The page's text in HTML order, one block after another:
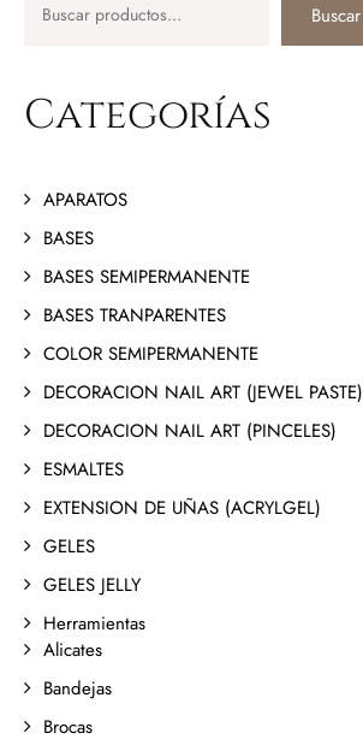
Buscar
Categorías
APARATOS
BASES
BASES SEMIPERMANENTE
BASES TRANPARENTES
COLOR SEMIPERMANENTE
DECORACION NAIL ART (JEWEL PASTE)
DECORACION NAIL ART (PINCELES)
ESMALTES
EXTENSION DE UÑAS (ACRYLGEL)
GELES
GELES JELLY
Herramientas
Alicates
Bandejas
Brocas